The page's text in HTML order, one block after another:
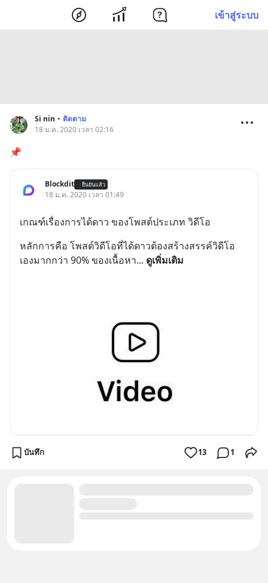
เข้าสู่ระบบ
Si nin • ติดตาม
18 ม.ค. 2020 เวลา 02:16
📌
Blockdit ยืนยันแล้ว
18 ม.ค. 2020 เวลา 01:49
เกณฑ์เรื่องการได้ดาว ของโพสต์ประเภท วิดีโอ
หลักการคือ โพสต์วิดีโอที่ได้ดาวต้องสร้างสรรค์วิดีโอ
เองมากกว่า 90% ของเนื้อหา... ดูเพิ่มเติม
บันทึก 13 1